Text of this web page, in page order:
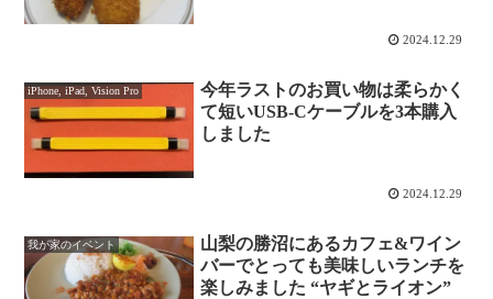
2024.12.29
iPhone, iPad, Vision Pro
今年ラストのお買い物は柔らかく
て短いUSB-Cケーブルを3本購入
しました
2024.12.29
我が家のイベント
山梨の勝沼にあるカフェ&ワイン
バーでとっても美味しいランチを
楽しみました “ヤギとライオン”